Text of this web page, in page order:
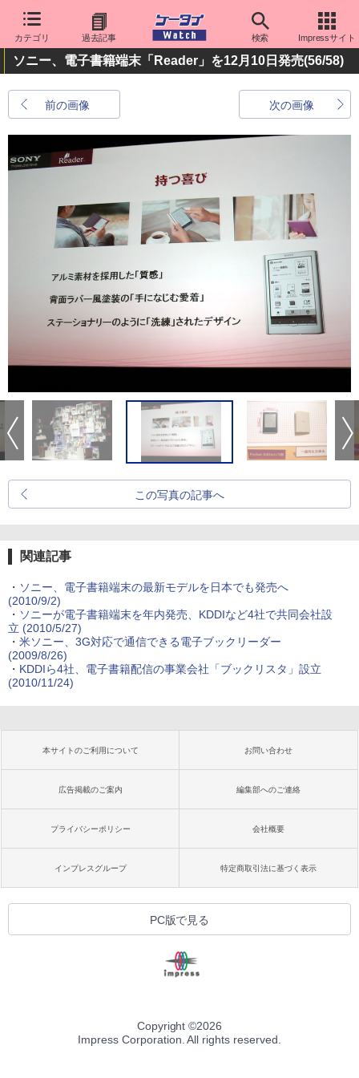
カテゴリ 過去記事 検索 Impressサイト
ソニー、電子書籍端末「Reader」を12月10日発売(56/58)
前の画像 次の画像
この写真の記事へ
関連記事
・ ソニー、電子書籍端末の最新モデルを日本でも発売へ
(2010/9/2)
・ ソニーが電子書籍端末を年内発売、KDDIなど4社で共同会社設
立 (2010/5/27)
・ 米ソニー、3G対応で通信できる電子ブックリーダー
(2009/8/26)
・ KDDIら4社、電子書籍配信の事業会社「ブックリスタ」設立
(2010/11/24)
本サイトのご利用について お問い合わせ
広告掲載のご案内 編集部へのご連絡
プライバシーポリシー 会社概要
インプレスグループ 特定商取引法に基づく表示
PC版で見る
Copyright ©2026
Impress Corporation. All rights reserved.